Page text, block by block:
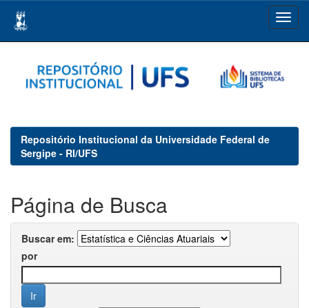
navigation
Repositório Institucional da Universidade Federal de
Sergipe - RI/UFS
Página de Busca
Buscar em:
por